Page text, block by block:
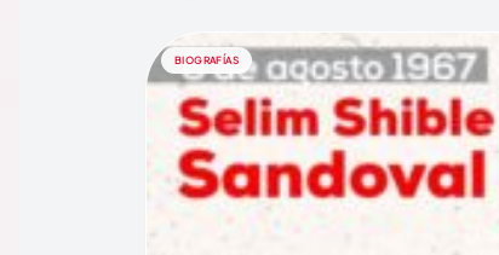
BIOGRAFÍAS